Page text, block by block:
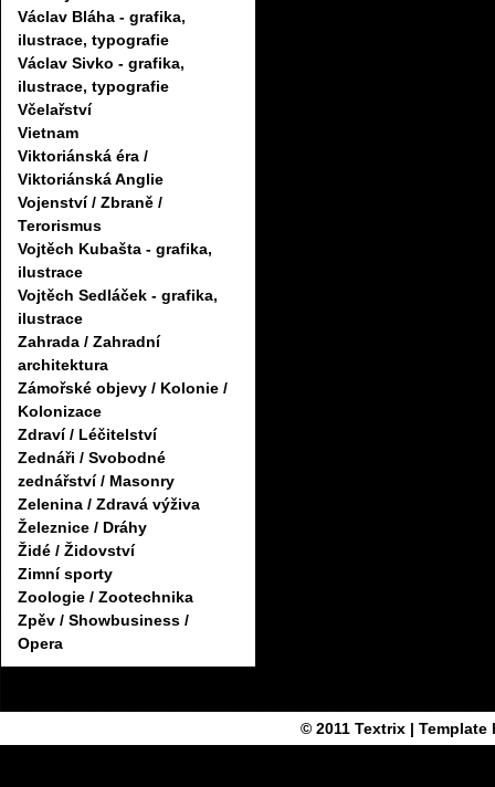
Václav Bláha - grafika,
ilustrace, typografie
Václav Sivko - grafika,
ilustrace, typografie
Včelařství
Vietnam
Viktoriánská éra /
Viktoriánská Anglie
Vojenství / Zbraně /
Terorismus
Vojtěch Kubašta - grafika,
ilustrace
Vojtěch Sedláček - grafika,
ilustrace
Zahrada / Zahradní
architektura
Zámořské objevy / Kolonie /
Kolonizace
Zdraví / Léčitelství
Zednáři / Svobodné
zednářství / Masonry
Zelenina / Zdravá výživa
Železnice / Dráhy
Židé / Židovství
Zimní sporty
Zoologie / Zootechnika
Zpěv / Showbusiness /
Opera
© 2011 Textrix| Template